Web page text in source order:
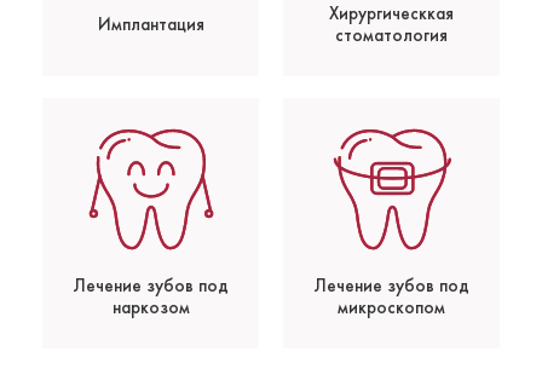
Имплантация
Хирургическкая
стоматология
Лечение зубов под
наркозом
Лечение зубов под
микроскопом